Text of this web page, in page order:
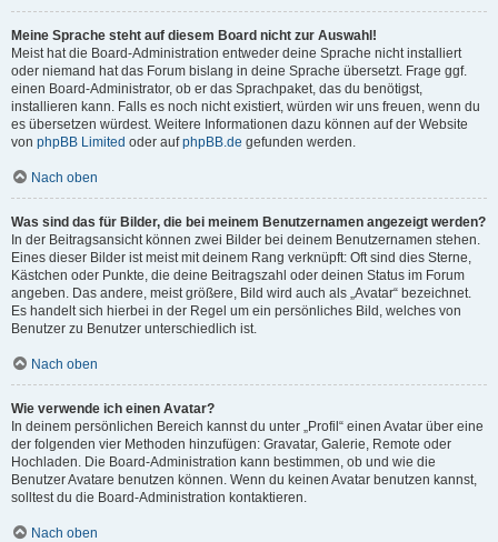
Meine Sprache steht auf diesem Board nicht zur Auswahl!
Meist hat die Board-Administration entweder deine Sprache nicht installiert
oder niemand hat das Forum bislang in deine Sprache übersetzt. Frage ggf.
einen Board-Administrator, ob er das Sprachpaket, das du benötigst,
installieren kann. Falls es noch nicht existiert, würden wir uns freuen, wenn du
es übersetzen würdest. Weitere Informationen dazu können auf der Website
von phpBB Limited oder aufphpBB.de gefunden werden.
Nach oben
Was sind das für Bilder, die bei meinem Benutzernamen angezeigt werden?
In der Beitragsansicht können zwei Bilder bei deinem Benutzernamen stehen.
Eines dieser Bilder ist meist mit deinem Rang verknüpft: Oft sind dies Sterne,
Kästchen oder Punkte, die deine Beitragszahl oder deinen Status im Forum
angeben. Das andere, meist größere, Bild wird auch als „Avatar“ bezeichnet.
Es handelt sich hierbei in der Regel um ein persönliches Bild, welches von
Benutzer zu Benutzer unterschiedlich ist.
Nach oben
Wie verwende ich einen Avatar?
In deinem persönlichen Bereich kannst du unter „Profil“ einen Avatar über eine
der folgenden vier Methoden hinzufügen: Gravatar, Galerie, Remote oder
Hochladen. Die Board-Administration kann bestimmen, ob und wie die
Benutzer Avatare benutzen können. Wenn du keinen Avatar benutzen kannst,
solltest du die Board-Administration kontaktieren.
Nach oben